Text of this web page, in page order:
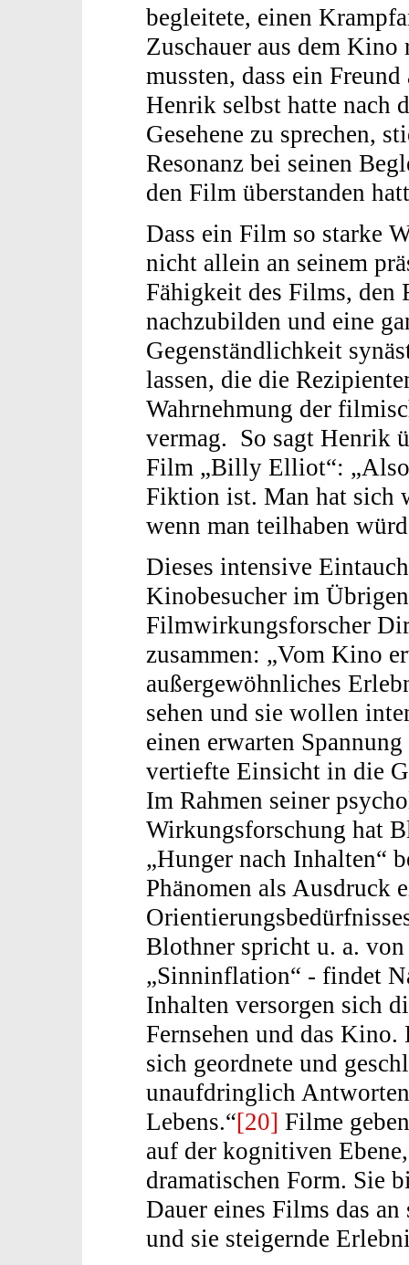
begleitete, einen
Zuschauer aus dem Kino
mussten, dass ein
Henrik selbst hatte nach
Gesehene zu sprechen,
Resonanz bei seinen
den Film überstanden
Dass ein Film so starke
nicht allein an seinem
Fähigkeit des Films, den
nachzubilden und eine
Gegenständlichkeit
lassen, die die
Wahrnehmung der
vermag. So sagt Henrik
Film „Billy Elliot“: „Also,
Fiktion ist. Man hat sich
wenn man teilhaben
Dieses intensive
Kinobesucher im
Filmwirkungsforscher
zusammen: „Vom Kino
außergewöhnliches
sehen und sie wollen
einen erwarten
vertiefte Einsicht in die
Im Rahmen seiner
Wirkungsforschung hat
„Hunger nach Inhalten“
Phänomen als Ausdruck
Blothner spricht u. a.
„Sinninflation“ - findet
Inhalten versorgen sich
Fernsehen und das
sich geordnete und
unaufdringlich
Lebens.“[20] Filme
auf der kognitiven
dramatischen Form. Sie
Dauer eines Films das
und sie steigernde